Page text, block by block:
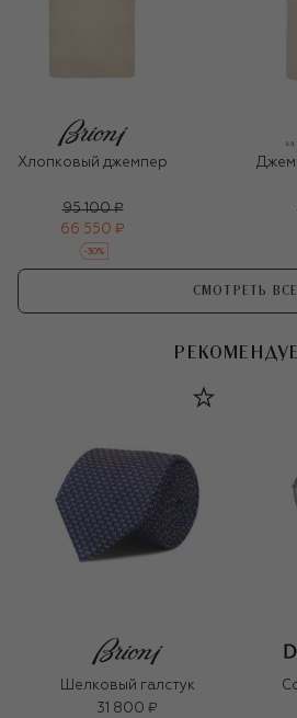
Хлопковый джемпер
95 100 ₽
66 550 ₽
-30%
СМОТРЕТЬ ВСЕ
Шелковый галстук
31 800 ₽